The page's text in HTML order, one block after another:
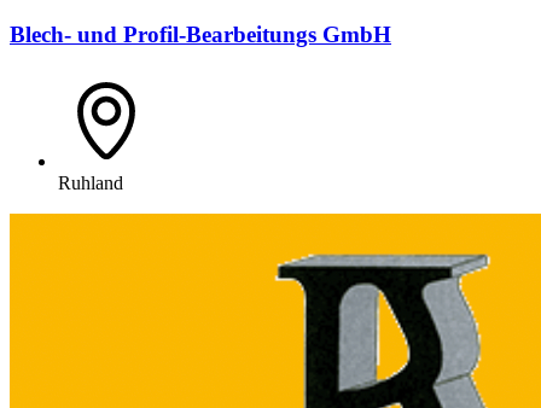
Blech- und Profil-Bearbeitungs GmbH
Ruhland